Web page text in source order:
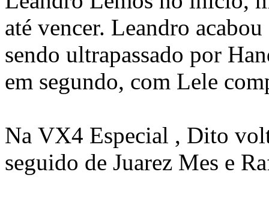
até vencer. Leandro
sendo ultrapassado por
em segundo, com Lele
Na VX4 Especial , Dito
seguido de Juarez Mes e